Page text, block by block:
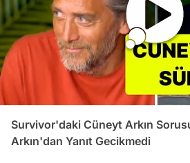
Survivor'daki Cüneyt Arkın
Arkın'dan Yanıt Gecikmedi